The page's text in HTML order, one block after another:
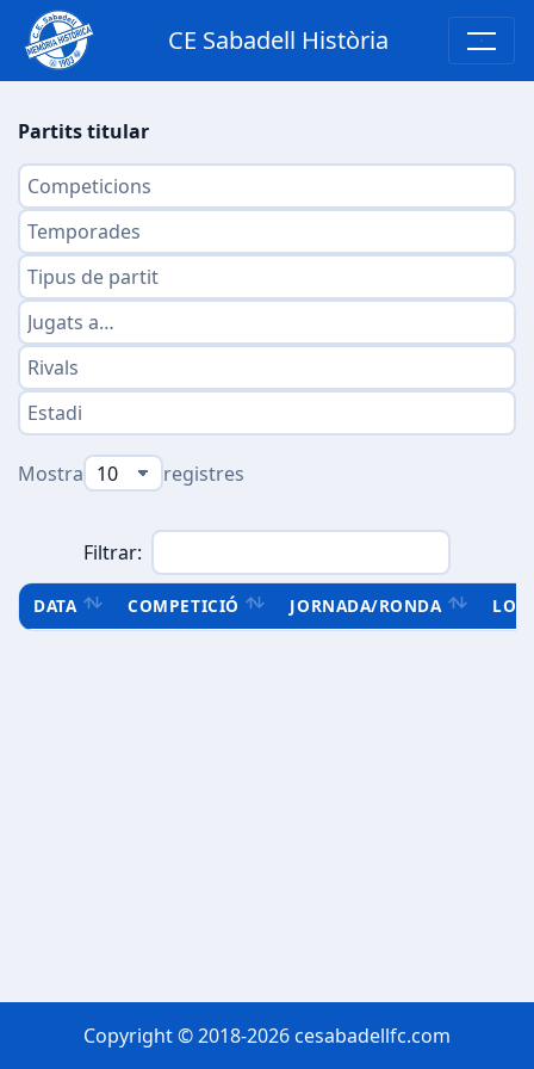
CE Sabadell Història
Partits titular
Mostra registres
Filtrar:
DATA COMPETICIÓ JORNADA/RONDA
Copyright © 2018-2026 cesabadellfc.com